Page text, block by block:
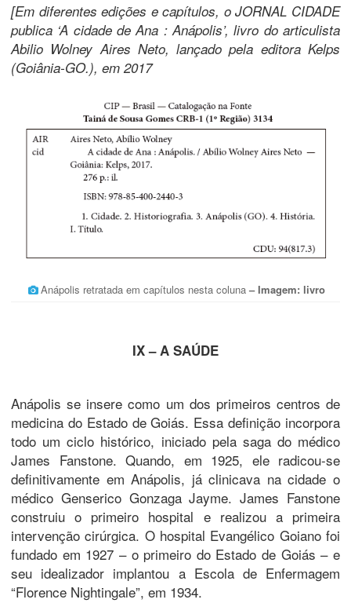
[Em diferentes edições e capítulos, o JORNAL CIDADE
publica ‘A cidade de Ana : Anápolis’, livro do articulista
Abilio Wolney Aires Neto, lançado pela editora Kelps
(Goiânia-GO.), em 2017
Anápolis retratada em capítulos nesta coluna – Imagem: livro
IX – A SAÚDE
Anápolis se insere como um dos primeiros centros de
medicina do Estado de Goiás. Essa definição incorpora
todo um ciclo histórico, iniciado pela saga do médico
James Fanstone. Quando, em 1925, ele radicou-se
definitivamente em Anápolis, já clinicava na cidade o
médico Genserico Gonzaga Jayme. James Fanstone
construiu o primeiro hospital e realizou a primeira
intervenção cirúrgica. O hospital Evangélico Goiano foi
fundado em 1927 – o primeiro do Estado de Goiás – e
seu idealizador implantou a Escola de Enfermagem
“Florence Nightingale”, em 1934.